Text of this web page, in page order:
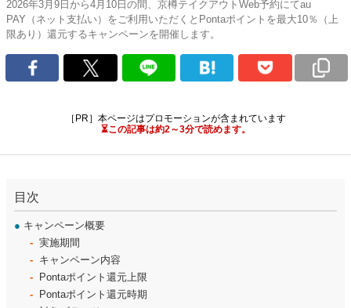
2026年3月9日から4月10日の間、京樽テイクアウトWeb予約にてau
PAY（ネット支払い）をご利用いただくとPontaポイントを最大10％（上
限あり）還元するキャンペーンを開催します。
［PR］本ページはプロモーションが含まれています
⏳この記事は約2～3分で読めます。
目次
● キャンペーン概要
実施期間
キャンペーン内容
Pontaポイント還元上限
Pontaポイント還元時期